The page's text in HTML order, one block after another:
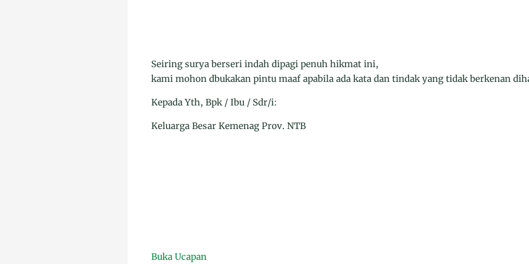
Seiring surya berseri indah dipagi penuh hikmat ini,
kami mohon dbukakan pintu maaf apabila ada kata dan tindak yang tidak berkenan
Kepada Yth, Bpk / Ibu / Sdr/i:
Keluarga Besar Kemenag Prov. NTB
Buka Ucapan